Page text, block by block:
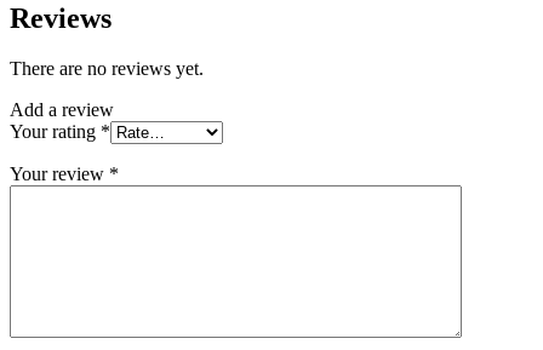
Reviews
There are no reviews yet.
Add a review
Your rating *
Your review *